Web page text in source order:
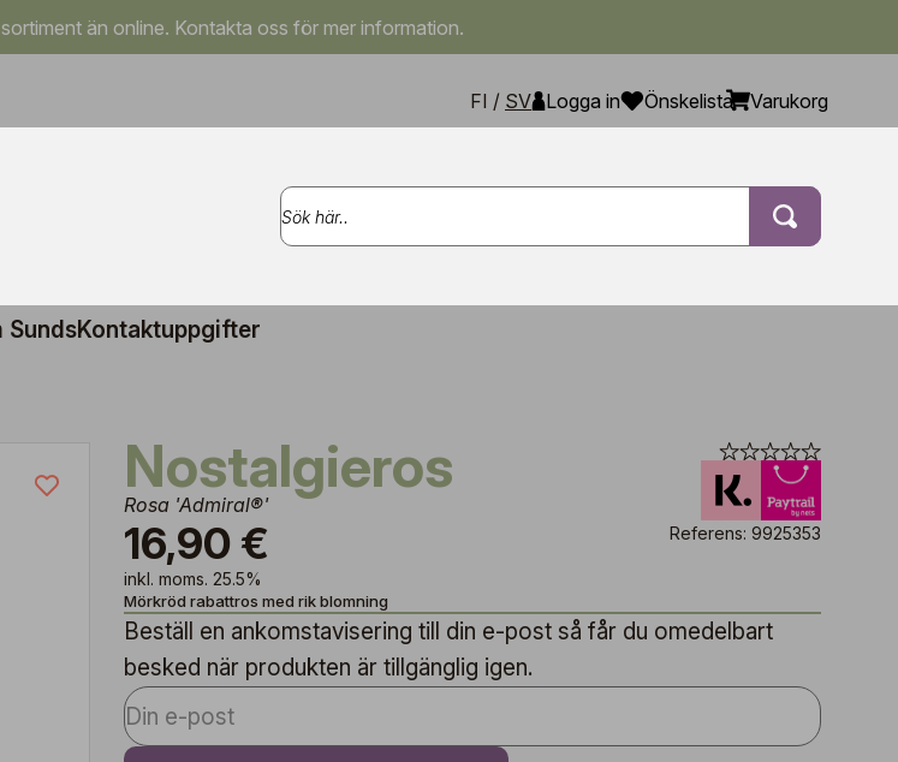
än online. Kontakta oss för mer information.
FI / SV Logga in Önskelista Varukorg
SundsKontaktuppgifter
Nostalgieros
Rosa 'Admiral®'
16,90 €
inkl. moms. 25.5%
Referens: 9925353
Mörkröd rabattros med rik blomning
Beställ en ankomstavisering till din e-post så får du omedelbart
besked när produkten är tillgänglig igen.